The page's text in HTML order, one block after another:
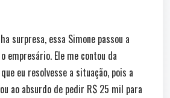
surpresa, essa Simone passou a
empresário. Ele me contou da
eu resolvesse a situação, pois a
ao absurdo de pedir R$ 25 mil para